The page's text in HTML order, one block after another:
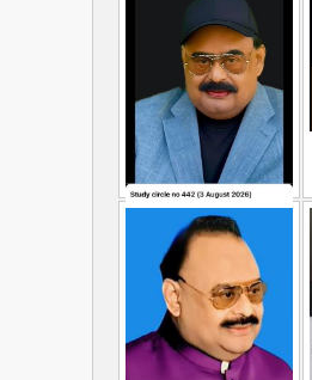
کشمیرکا کونہ کونہ لہو
لہو ہے لیکن حکومت کواس
کی کوئی پرواہ نہیں ہے
04 Aug 2026